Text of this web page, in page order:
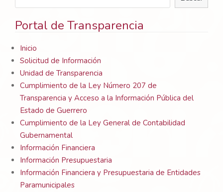
Portal de Transparencia
Inicio
Solicitud de Información
Unidad de Transparencia
Cumplimiento de la Ley Número 207 de
Transparencia y Acceso a la Información Pública del
Estado de Guerrero
Cumplimiento de la Ley General de Contabilidad
Gubernamental
Información Financiera
Información Presupuestaria
Información Financiera y Presupuestaria de Entidades
Paramunicipales